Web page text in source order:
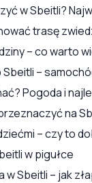
w Sbeitli?
trasę
– co warto
Sbeitli –
Pogoda i
na
– czy to
w pigułce
w Sbeitli – jak